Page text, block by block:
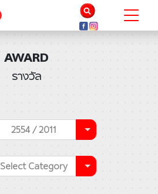
AWARD
รางวัล
2554 / 2011
Select Category